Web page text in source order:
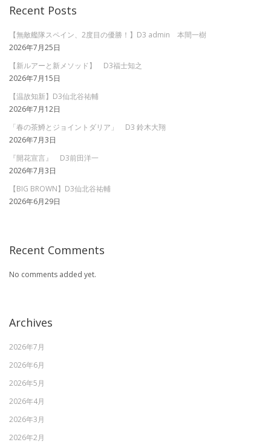
Recent Posts
【無敵艦隊スペイン、2度目の優勝！】D3 admin 本間一樹
2026年7月25日
【新ルアーと新メソッド】 D3福士知之
2026年7月15日
【温故知新】D3仙北谷祐輔
2026年7月12日
「春の茶鱒とジョイントダリア」 D3 鈴木大翔
2026年7月3日
『開花宣言』 D3前田洋一
2026年7月3日
【BIG BROWN】D3仙北谷祐輔
2026年6月29日
Recent Comments
No comments added yet.
Archives
2026年7月
2026年6月
2026年5月
2026年4月
2026年3月
2026年2月